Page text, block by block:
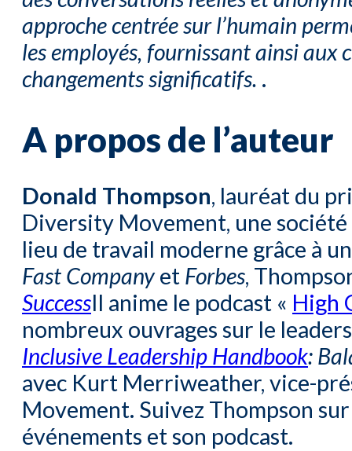
approche centrée sur l’humain
les employés, fournissant ainsi aux
changements significatifs. .
A propos de l’auteur
Donald Thompson, lauréat du
Diversity Movement, une
lieu de travail moderne grâce à
Fast Companyet Forbes,
SuccessIl anime le podcast « High
nombreux ouvrages sur le
Inclusive Leadership Handbook:
avec Kurt Merriweather, vice-
Movement. Suivez Thompson
événements et son podcast.